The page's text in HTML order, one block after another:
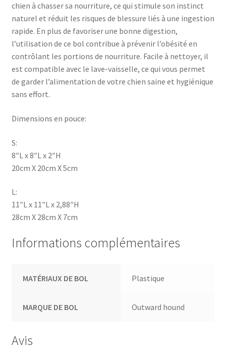
chien à chasser sa nourriture, ce qui stimule son instinct
naturel et réduit les risques de blessure liés à une ingestion
rapide. En plus de favoriser une bonne digestion,
l’utilisation de ce bol contribue à prévenir l’obésité en
contrôlant les portions de nourriture. Facile à nettoyer, il
est compatible avec le lave-vaisselle, ce qui vous permet
de garder l’alimentation de votre chien saine et hygiénique
sans effort.
Dimensions en pouce:
S:
8″L x 8″L x 2″H
20cm X 20cm X 5cm
L:
11″L x 11″L x 2,88″H
28cm X 28cm X 7cm
Informations complémentaires
MATÉRIAUX DE BOL Plastique
MARQUE DE BOL Outward hound
Avis